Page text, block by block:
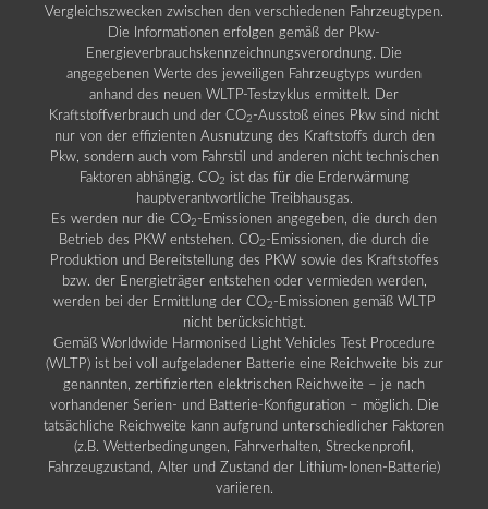
Vergleichszwecken zwischen den verschiedenen Fahrzeugtypen.
Die Informationen erfolgen gemäß der Pkw-
Energieverbrauchskennzeichnungsverordnung. Die
angegebenen Werte des jeweiligen Fahrzeugtyps wurden
anhand des neuen WLTP-Testzyklus ermittelt. Der
Kraftstoffverbrauch und der CO2 -Ausstoß eines Pkw sind nicht
nur von der effizienten Ausnutzung des Kraftstoffs durch den
Pkw, sondern auch vom Fahrstil und anderen nicht technischen
Faktoren abhängig. CO2 ist das für die Erderwärmung
hauptverantwortliche Treibhausgas.
Es werden nur die CO2 -Emissionen angegeben, die durch den
Betrieb des PKW entstehen. CO2 -Emissionen, die durch die
Produktion und Bereitstellung des PKW sowie des Kraftstoffes
bzw. der Energieträger entstehen oder vermieden werden,
werden bei der Ermittlung der CO2 -Emissionen gemäß WLTP
nicht berücksichtigt.
Gemäß Worldwide Harmonised Light Vehicles Test Procedure
(WLTP) ist bei voll aufgeladener Batterie eine Reichweite bis zur
genannten, zertifizierten elektrischen Reichweite – je nach
vorhandener Serien- und Batterie-Konfiguration – möglich. Die
tatsächliche Reichweite kann aufgrund unterschiedlicher Faktoren
(z.B. Wetterbedingungen, Fahrverhalten, Streckenprofil,
Fahrzeugzustand, Alter und Zustand der Lithium-Ionen-Batterie)
variieren.